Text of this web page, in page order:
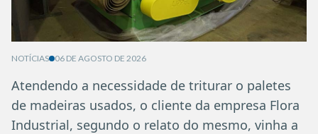
NOTÍCIAS 06 DE AGOSTO DE 2026
Atendendo a necessidade de triturar o paletes
de madeiras usados, o cliente da empresa Flora
Industrial, segundo o relato do mesmo, vinha a